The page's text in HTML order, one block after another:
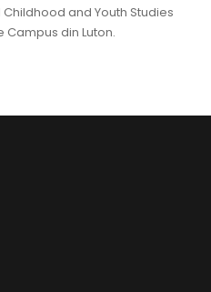
and Youth Studies
Campus din Luton.